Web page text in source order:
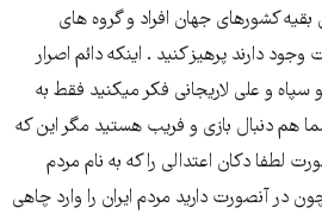
بقیه کشورهای جهان افراد و گروه های
دارند پرهیز کنید . اینکه دائم اصرار
و علی لاریجانی فکر میکنید فقط به
هم دنبال بازی و فریب هستید مگر این که
لطفا دکان اعتدالی را که به نام مردم
چون در آنصورت دارید مردم ایران را وارد چاهی